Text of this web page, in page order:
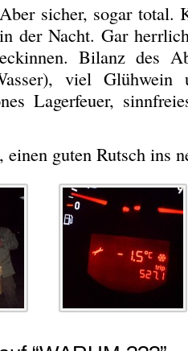
sicher, sogar total.
der Nacht. Gar
Bilanz des
viel Glühwein
Lagerfeuer,
einen guten Rutsch ins